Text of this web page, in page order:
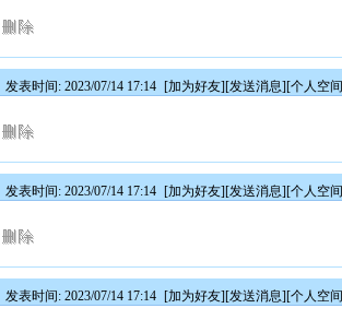
发表时间: 2023/07/14 17:14 [加为好友][发送消息][个人空
发表时间: 2023/07/14 17:14 [加为好友][发送消息][个人空
发表时间: 2023/07/14 17:14 [加为好友][发送消息][个人空